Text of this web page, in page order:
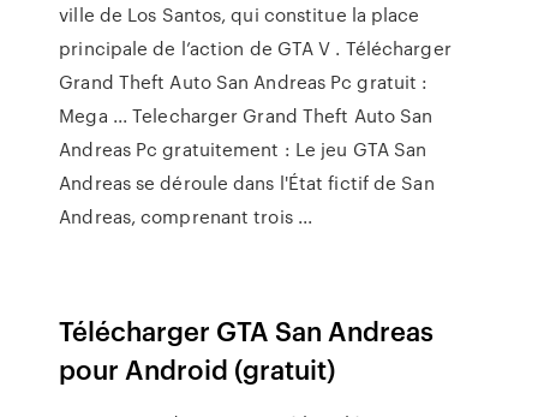
ville de Los Santos, qui constitue la place
principale de l’action de GTA V . Télécharger
Grand Theft Auto San Andreas Pc gratuit :
Mega ... Telecharger Grand Theft Auto San
Andreas Pc gratuitement : Le jeu GTA San
Andreas se déroule dans l'État fictif de San
Andreas, comprenant trois ...
Télécharger GTA San Andreas
pour Android (gratuit)